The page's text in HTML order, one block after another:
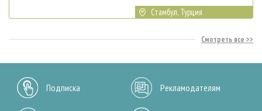
Стамбул, Турция
Смотреть все
Подписка Рекламодателям